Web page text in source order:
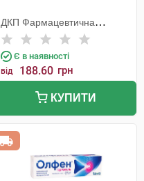
ДКП Фармацевтична
фабрика
Є в наявності
від 188.60 грн
КУПИТИ